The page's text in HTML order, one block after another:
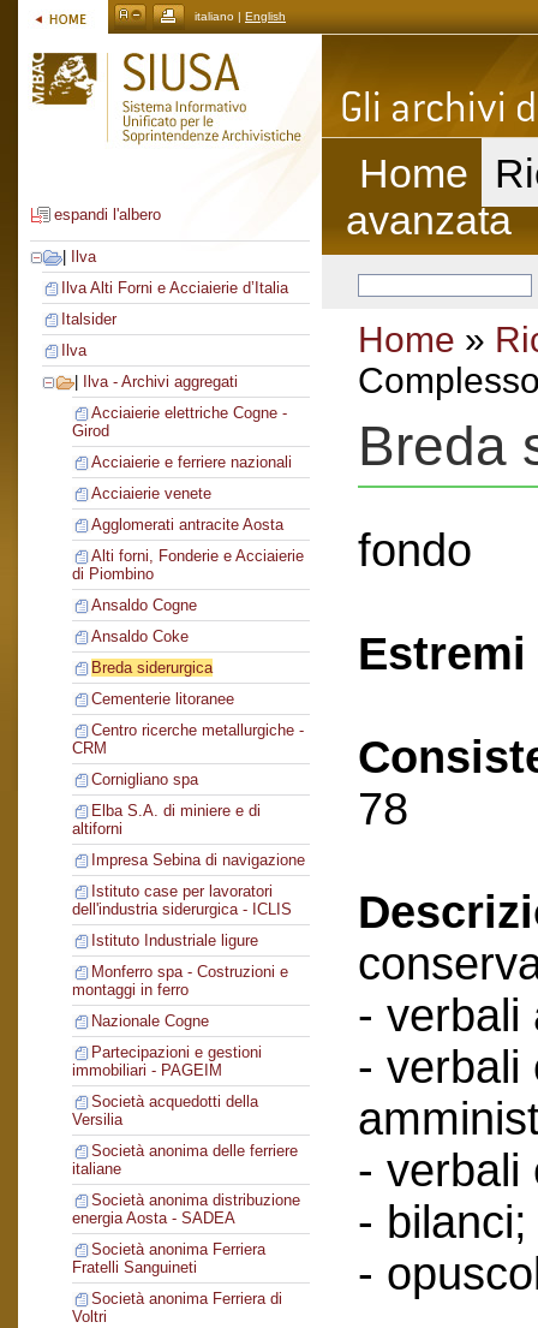
italiano | English
espandi l'albero
Ilva
Ilva Alti Forni e Acciaierie d’Italia
Italsider
Ilva
Ilva - Archivi aggregati
Acciaierie elettriche Cogne -
Girod
Acciaierie e ferriere nazionali
Acciaierie venete
Agglomerati antracite Aosta
Alti forni, Fonderie e Acciaierie
di Piombino
Ansaldo Cogne
Ansaldo Coke
Breda siderurgica
Cementerie litoranee
Centro ricerche metallurgiche -
CRM
Cornigliano spa
Elba S.A. di miniere e di
altiforni
Impresa Sebina di navigazione
Istituto case per lavoratori
dell'industria siderurgica - ICLIS
Istituto Industriale ligure
Monferro spa - Costruzioni e
montaggi in ferro
Nazionale Cogne
Partecipazioni e gestioni
immobiliari - PAGEIM
Società acquedotti della
Versilia
Società anonima delle ferriere
italiane
Società anonima distribuzione
energia Aosta - SADEA
Società anonima Ferriera
Fratelli Sanguineti
Società anonima Ferriera di
Voltri
Home
avanzata
Home »
Breda
fondo
78
- verbali
- verbali
- verbali
- bilanci;
-